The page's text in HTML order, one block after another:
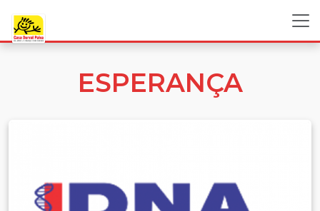
ESPERANÇA